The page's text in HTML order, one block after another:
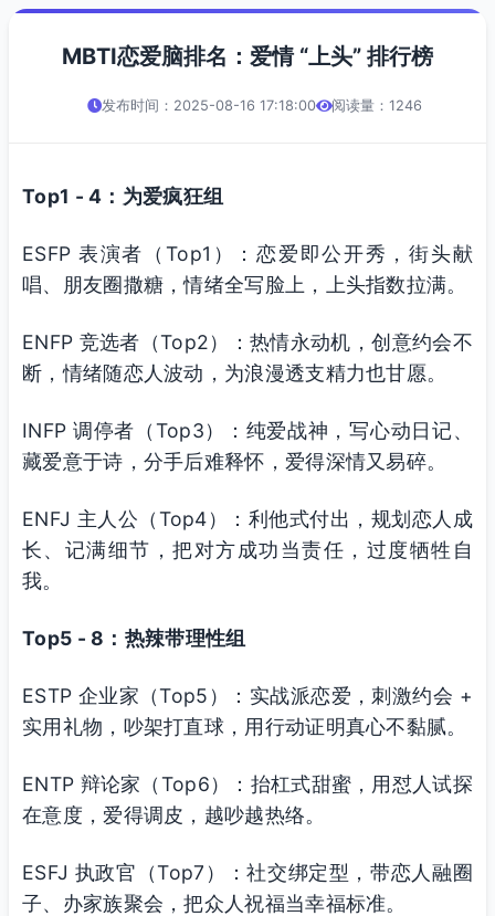
MBTI恋爱脑排名：爱情 “上头” 排行榜
发布时间：2025-08-16 17:18:00 阅读量：1246
Top1 - 4：为爱疯狂组
ESFP 表演者（Top1）：恋爱即公开秀，街头献
唱、朋友圈撒糖，情绪全写脸上，上头指数拉满。
ENFP 竞选者（Top2）：热情永动机，创意约会不
断，情绪随恋人波动，为浪漫透支精力也甘愿。
INFP 调停者（Top3）：纯爱战神，写心动日记、
藏爱意于诗，分手后难释怀，爱得深情又易碎。
ENFJ 主人公（Top4）：利他式付出，规划恋人成
长、记满细节，把对方成功当责任，过度牺牲自
我。
Top5 - 8：热辣带理性组
ESTP 企业家（Top5）：实战派恋爱，刺激约会 +
实用礼物，吵架打直球，用行动证明真心不黏腻。
ENTP 辩论家（Top6）：抬杠式甜蜜，用怼人试探
在意度，爱得调皮，越吵越热络。
ESFJ 执政官（Top7）：社交绑定型，带恋人融圈
子、办家族聚会，把众人祝福当幸福标准。